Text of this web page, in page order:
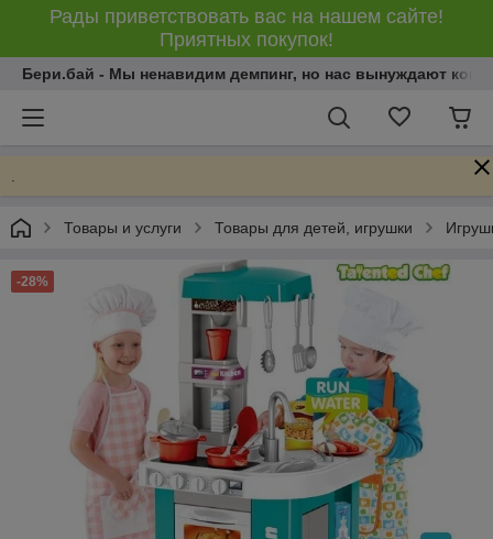
Рады приветствовать вас на нашем сайте!
Приятных покупок!
Бери.бай - Мы ненавидим демпинг, но нас вынуждают
Товары и услуги Товары для детей, игрушки
-28%